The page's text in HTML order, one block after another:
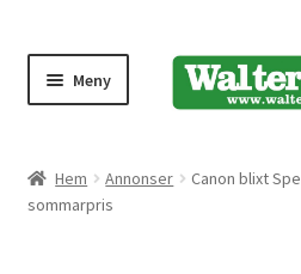
Meny
Hem Annonser
Canon blixt
sommarpris